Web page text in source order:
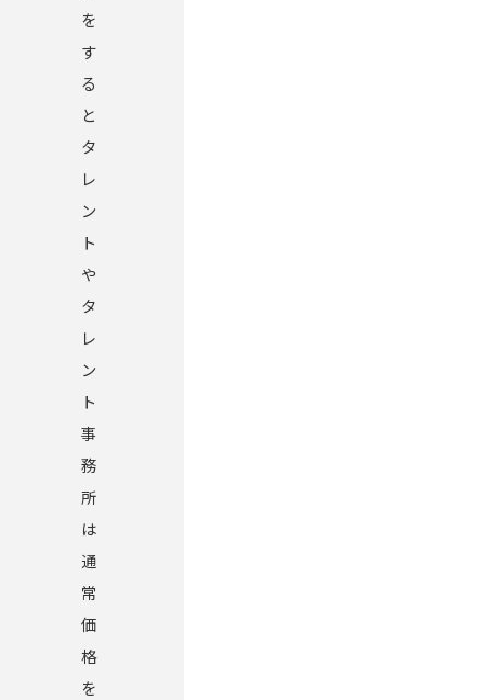
を
す
る
と
タ
レ
ン
ト
や
タ
レ
ン
ト
事
務
所
は
通
常
価
格
を